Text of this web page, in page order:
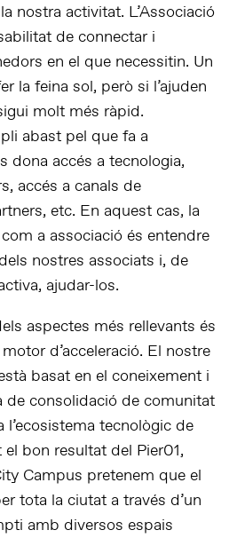
nostra activitat. L’Associació
de connectar i
en el que necessitin. Un
la feina sol, però si l’ajuden
molt més ràpid.
abast pel que fa a
dona accés a tecnologia,
accés a canals de
etc. En aquest cas, la
a associació és entendre
nostres associats i, de
ajudar-los.
aspectes més rellevants és
d’acceleració. El nostre
basat en el coneixement i
de consolidació de comunitat
tecnològic de
bon resultat del Pier01,
Campus pretenem que el
tota la ciutat a través d’un
amb diversos espais